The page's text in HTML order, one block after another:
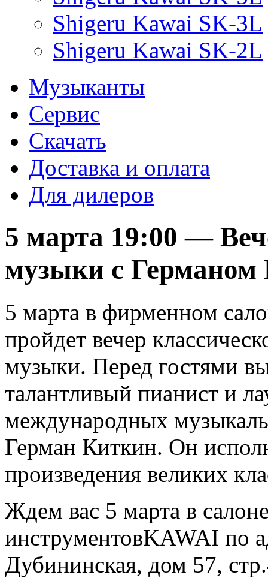
Shigeru Kawai SK-3L
Shigeru Kawai SK-2L
Музыканты
Сервис
Скачать
Доставка и оплата
Для дилеров
5 марта 19:00 —
музыки с
5 марта в фирменном
пройдет вечер
музыки. Перед гостями
талантливый пианист и
международных
Герман Киткин. Он
произведения великих
Ждем вас 5 марта в
инструментовKAWAI по
Дубининская, дом 57,